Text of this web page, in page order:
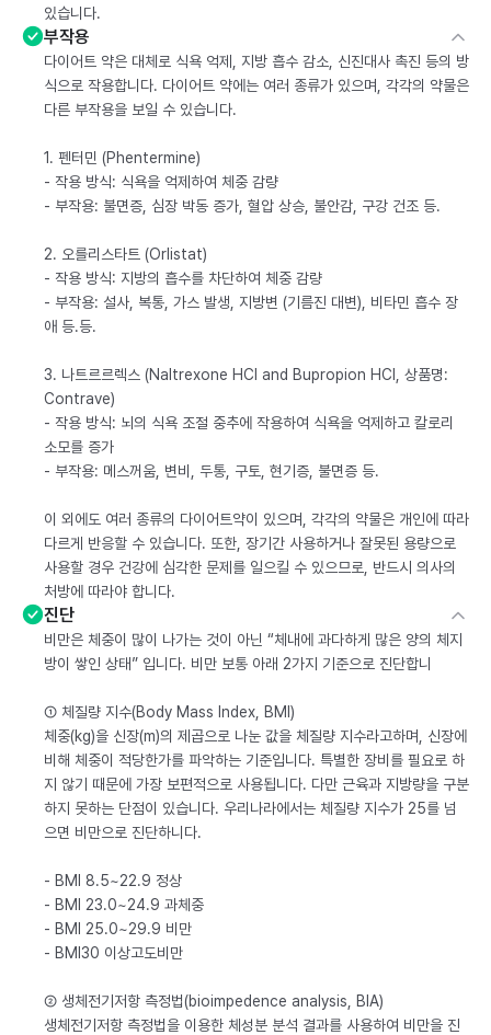
있습니다.
부작용
다이어트 약은 대체로 식욕 억제, 지방 흡수 감소, 신진대사 촉진 등의 방
식으로 작용합니다. 다이어트 약에는 여러 종류가 있으며, 각각의 약물은
다른 부작용을 보일 수 있습니다.
1. 펜터민 (Phentermine)
- 작용 방식: 식욕을 억제하여 체중 감량
- 부작용: 불면증, 심장 박동 증가, 혈압 상승, 불안감, 구강 건조 등.
2. 오를리스타트 (Orlistat)
- 작용 방식: 지방의 흡수를 차단하여 체중 감량
- 부작용: 설사, 복통, 가스 발생, 지방변 (기름진 대변), 비타민 흡수 장
애 등.등.
3. 나트르르렉스 (Naltrexone HCl and Bupropion HCl, 상품명:
Contrave)
- 작용 방식: 뇌의 식욕 조절 중추에 작용하여 식욕을 억제하고 칼로리
소모를 증가
- 부작용: 메스꺼움, 변비, 두통, 구토, 현기증, 불면증 등.
이 외에도 여러 종류의 다이어트약이 있으며, 각각의 약물은 개인에 따라
다르게 반응할 수 있습니다. 또한, 장기간 사용하거나 잘못된 용량으로
사용할 경우 건강에 심각한 문제를 일으킬 수 있으므로, 반드시 의사의
처방에 따라야 합니다.
진단
비만은 체중이 많이 나가는 것이 아닌 “체내에 과다하게 많은 양의 체지
방이 쌓인 상태” 입니다. 비만 보통 아래 2가지 기준으로 진단합니
① 체질량 지수(Body Mass Index, BMI)
체중(kg)을 신장(m)의 제곱으로 나눈 값을 체질량 지수라고하며, 신장에
비해 체중이 적당한가를 파악하는 기준입니다. 특별한 장비를 필요로 하
지 않기 때문에 가장 보편적으로 사용됩니다. 다만 근육과 지방량을 구분
하지 못하는 단점이 있습니다. 우리나라에서는 체질량 지수가 25를 넘
으면 비만으로 진단하니다.
- BMI 8.5~22.9 정상
- BMI 23.0~24.9 과체중
- BMI 25.0~29.9 비만
- BMI30 이상고도비만
② 생체전기저항 측정법(bioimpedence analysis, BIA)
생체전기저항 측정법을 이용한 체성분 분석 결과를 사용하여 비만을 진